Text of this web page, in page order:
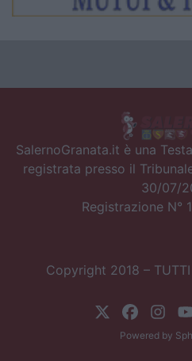
SalernoGranata.it è una
registrata presso il
30/07/
Registrazione N°
Copyright 2018 – TUTTI
Powered by